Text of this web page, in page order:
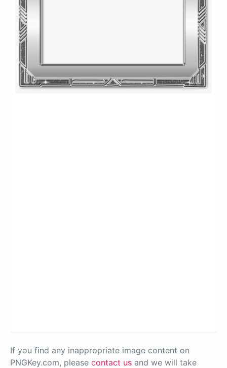
If you find any inappropriate image content on
PNGKey.com, please contact us and we will take